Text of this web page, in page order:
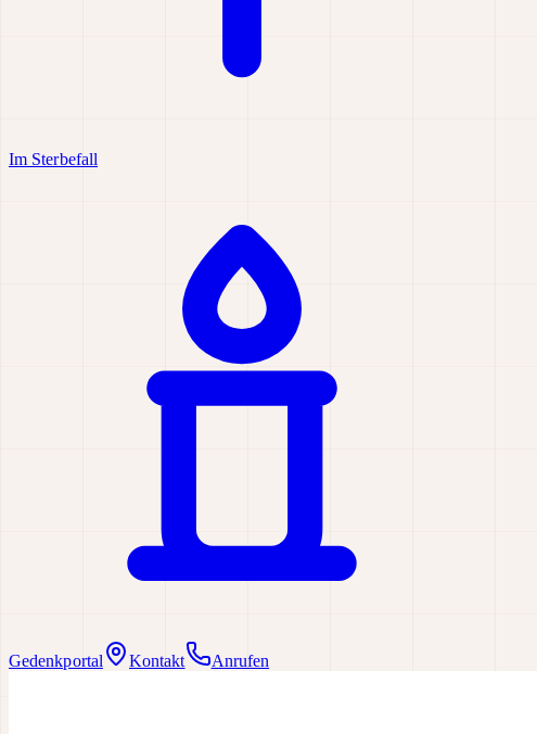
Im Sterbefall
Gedenkportal Kontakt Anrufen